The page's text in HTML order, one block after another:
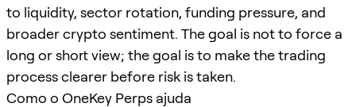
to liquidity, sector rotation, funding pressure, and
broader crypto sentiment. The goal is not to force a
long or short view; the goal is to make the trading
process clearer before risk is taken.
Como o OneKey Perps ajuda